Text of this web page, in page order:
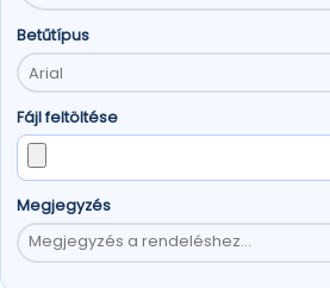
Betűtípus
Fájl feltöltése
Megjegyzés